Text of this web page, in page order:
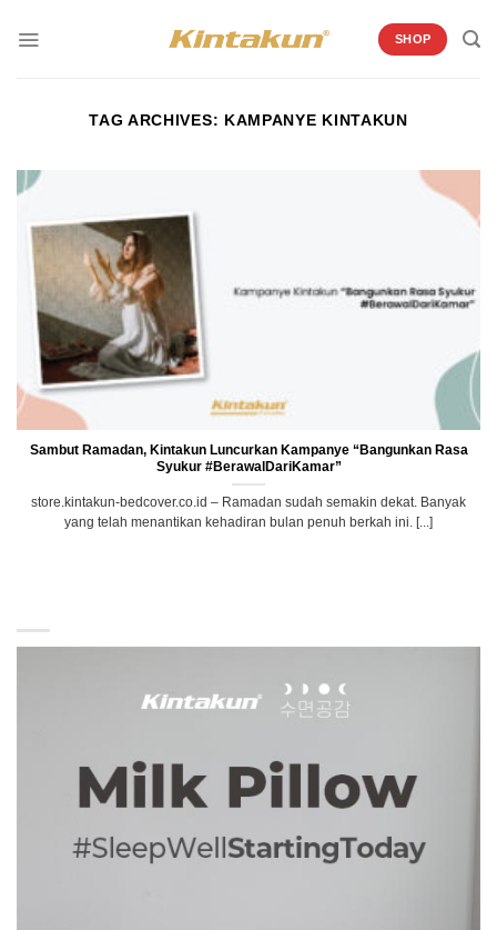
SHOP
TAG ARCHIVES: KAMPANYE KINTAKUN
Sambut Ramadan, Kintakun Luncurkan Kampanye “Bangunkan Rasa
Syukur #BerawalDariKamar”
store.kintakun-bedcover.co.id – Ramadan sudah semakin dekat. Banyak
yang telah menantikan kehadiran bulan penuh berkah ini. [...]